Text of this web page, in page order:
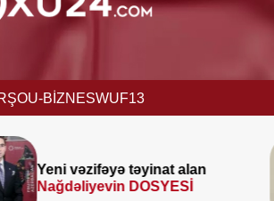
ŞOU-BİZNESWUF13
PrezidentSƏRƏNCAM
İMZALADI